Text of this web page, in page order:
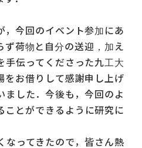
今回のイベント参加にあ
ず荷物と自分の送迎，加え
手伝ってくださった九工大
をお借りして感謝申し上げ
ました．今後も，今回のよ
ことができるように研究に
なってきたので，皆さん熱